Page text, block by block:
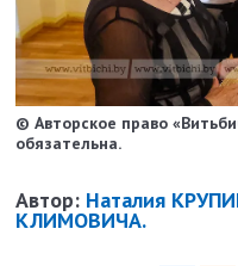
© Авторское право
обязательна.
Автор: Наталия
КЛИМОВИЧА.